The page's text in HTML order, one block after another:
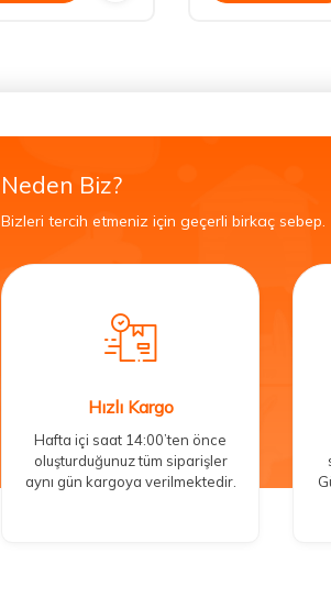
Neden Biz?
Bizleri tercih etmeniz için geçerli birkaç sebep.
Hızlı Kargo
Hafta içi saat 14:00’ten önce
oluşturduğunuz tüm siparişler
aynı gün kargoya verilmektedir.